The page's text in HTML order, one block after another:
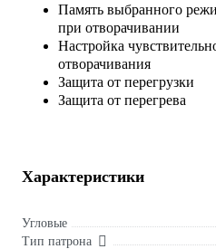
Память выбранного
при отворачивании
Настройка
отворачивания
Защита от перегрузки
Защита от перегрева
Характеристики
Угловые
Тип патрона